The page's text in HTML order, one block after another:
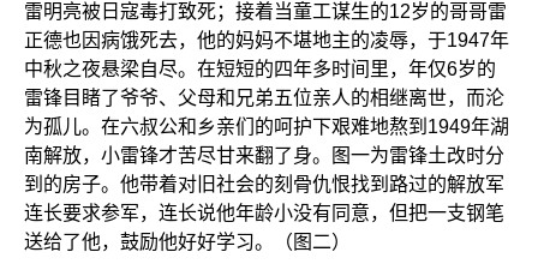
雷明亮被日寇毒打致死；接着当童工谋生的12岁的哥哥雷
正德也因病饿死去，他的妈妈不堪地主的凌辱，于1947年
中秋之夜悬梁自尽。在短短的四年多时间里，年仅6岁的
雷锋目睹了爷爷、父母和兄弟五位亲人的相继离世，而沦
为孤儿。在六叔公和乡亲们的呵护下艰难地熬到1949年湖
南解放，小雷锋才苦尽甘来翻了身。图一为雷锋土改时分
到的房子。他带着对旧社会的刻骨仇恨找到路过的解放军
连长要求参军，连长说他年龄小没有同意，但把一支钢笔
送给了他，鼓励他好好学习。（图二）